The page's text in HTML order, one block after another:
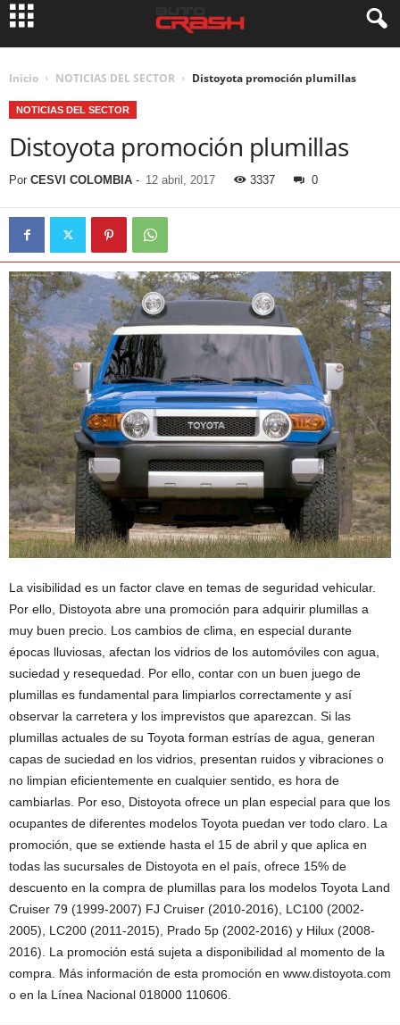
Inicio NOTICIAS DEL SECTOR Distoyota promoción plumillas
NOTICIAS DEL SECTOR
Distoyota promoción plumillas
Por CESVI COLOMBIA - 12 abril, 2017 3337 0
La visibilidad es un factor clave en temas de seguridad vehicular.
Por ello, Distoyota abre una promoción para adquirir plumillas a
muy buen precio. Los cambios de clima, en especial durante
épocas lluviosas, afectan los vidrios de los automóviles con agua,
suciedad y resequedad. Por ello, contar con un buen juego de
plumillas es fundamental para limpiarlos correctamente y así
observar la carretera y los imprevistos que aparezcan. Si las
plumillas actuales de su Toyota forman estrías de agua, generan
capas de suciedad en los vidrios, presentan ruidos y vibraciones o
no limpian eficientemente en cualquier sentido, es hora de
cambiarlas. Por eso, Distoyota ofrece un plan especial para que los
ocupantes de diferentes modelos Toyota puedan ver todo claro. La
promoción, que se extiende hasta el 15 de abril y que aplica en
todas las sucursales de Distoyota en el país, ofrece 15% de
descuento en la compra de plumillas para los modelos Toyota Land
Cruiser 79 (1999-2007) FJ Cruiser (2010-2016), LC100 (2002-
2005), LC200 (2011-2015), Prado 5p (2002-2016) y Hilux (2008-
2016). La promoción está sujeta a disponibilidad al momento de la
compra. Más información de esta promoción en www.distoyota.com
o en la Línea Nacional 018000 110606.